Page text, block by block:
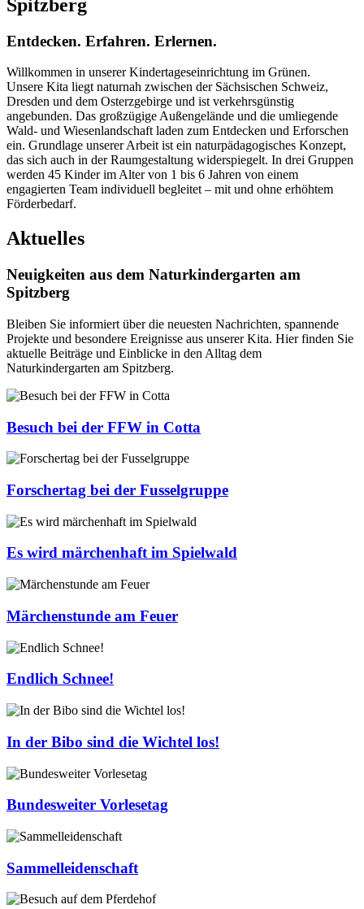
Spitzberg
Entdecken. Erfahren. Erlernen.
Willkommen in unserer Kindertageseinrichtung im Grünen.
Unsere Kita liegt naturnah zwischen der Sächsischen Schweiz,
Dresden und dem Osterzgebirge und ist verkehrsgünstig
angebunden. Das großzügige Außengelände und die umliegende
Wald- und Wiesenlandschaft laden zum Entdecken und Erforschen
ein. Grundlage unserer Arbeit ist ein naturpädagogisches Konzept,
das sich auch in der Raumgestaltung widerspiegelt. In drei Gruppen
werden 45 Kinder im Alter von 1 bis 6 Jahren von einem
engagierten Team individuell begleitet – mit und ohne erhöhtem
Förderbedarf.
Aktuelles
Neuigkeiten aus dem Naturkindergarten am
Spitzberg
Bleiben Sie informiert über die neuesten Nachrichten, spannende
Projekte und besondere Ereignisse aus unserer Kita. Hier finden Sie
aktuelle Beiträge und Einblicke in den Alltag dem
Naturkindergarten am Spitzberg.
Besuch bei der FFW in Cotta
Forschertag bei der Fusselgruppe
Es wird märchenhaft im Spielwald
Märchenstunde am Feuer
Endlich Schnee!
In der Bibo sind die Wichtel los!
Bundesweiter Vorlesetag
Sammelleidenschaft